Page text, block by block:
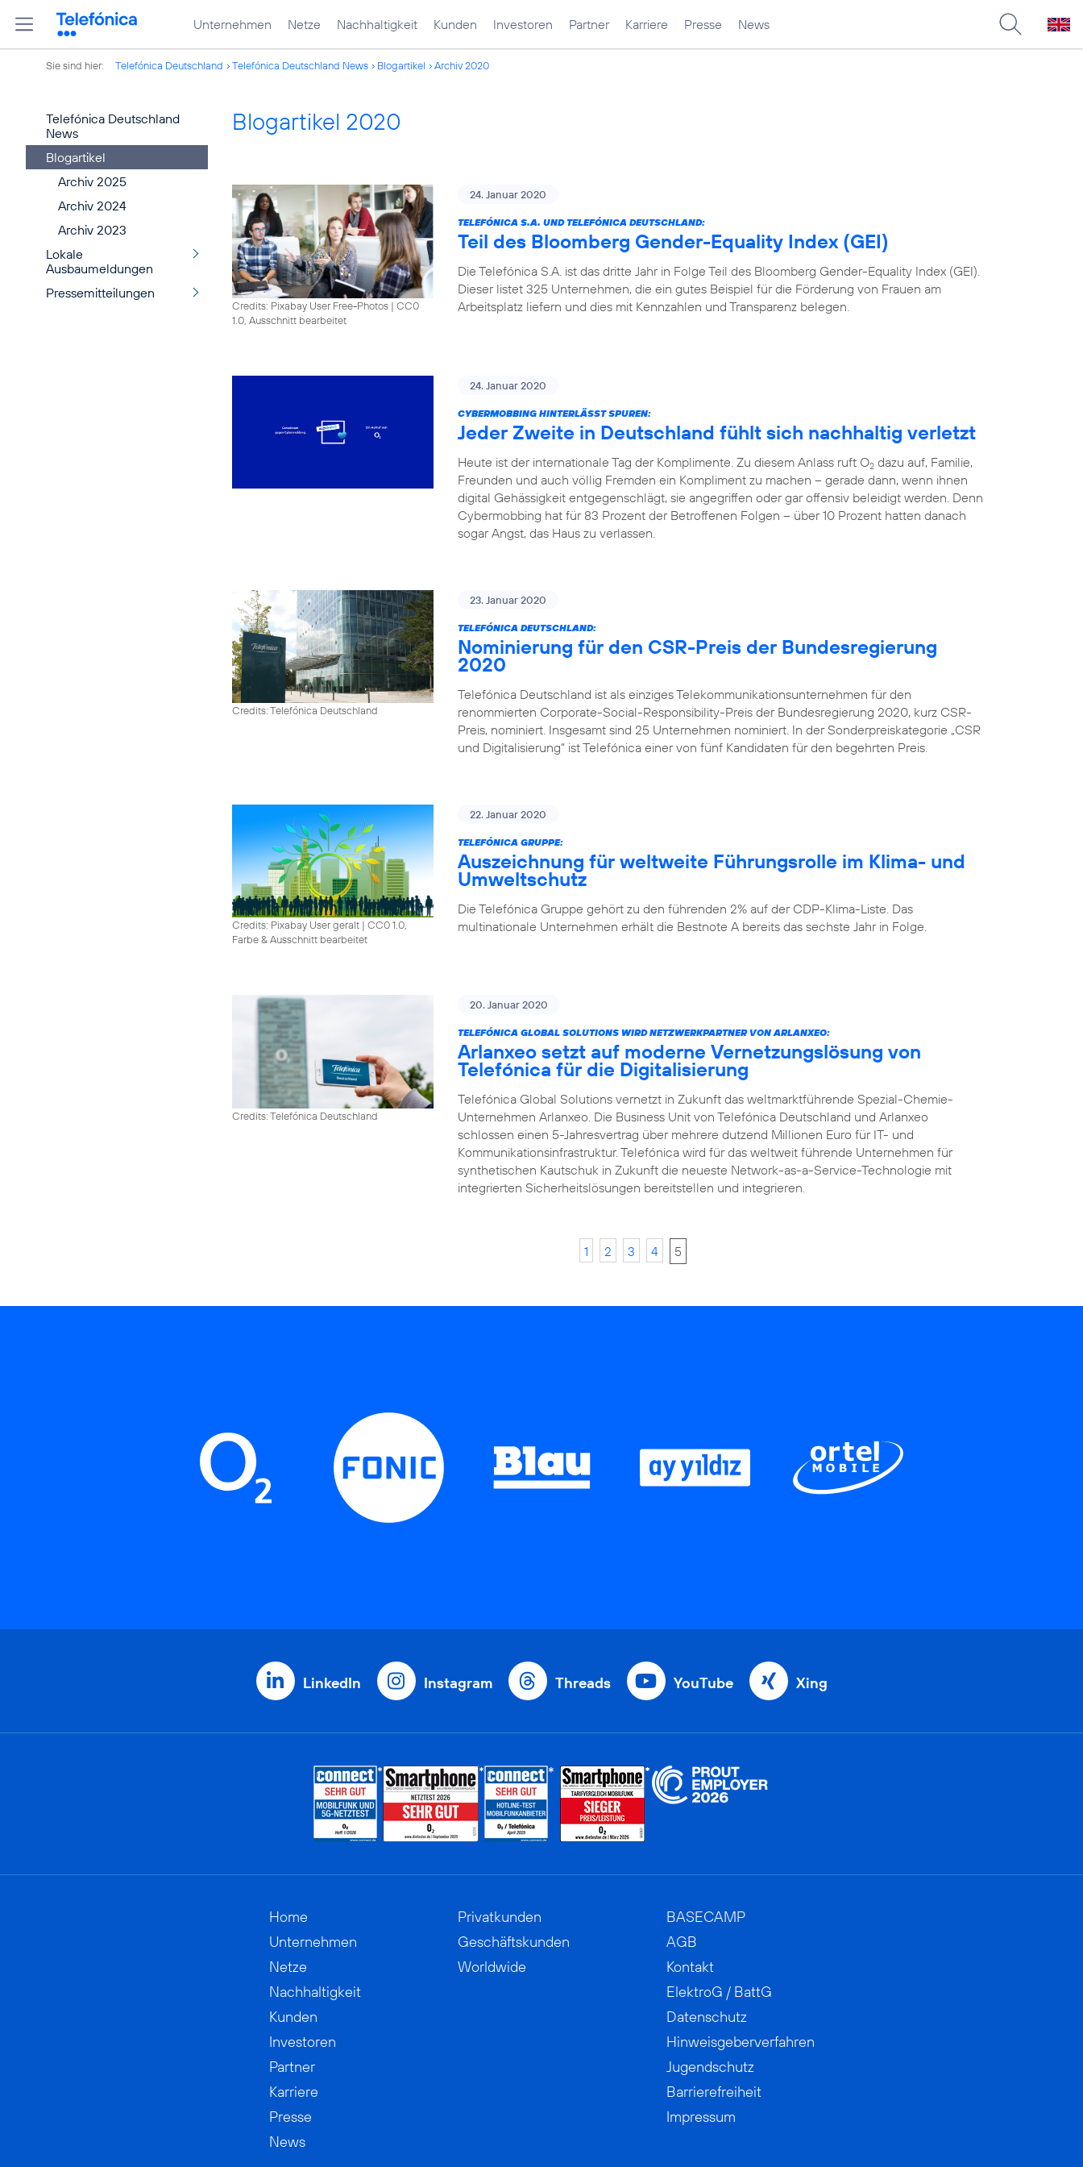
Unternehmen Netze Nachhaltigkeit Kunden Investoren Partner Karriere Presse News
Sie sind hier: Telefónica Deutschland Telefónica Deutschland News Blogartikel Archiv 2020
Telefónica Deutschland
News
Blogartikel
Archiv 2025
Archiv 2024
Archiv 2023
Lokale
Ausbaumeldungen
Pressemitteilungen
Blogartikel 2020
Credits: Pixabay User Free-Photos | CC0
1.0, Ausschnitt bearbeitet
24. Januar 2020
TELEFÓNICA S.A. UND TELEFÓNICA DEUTSCHLAND:
Teil des Bloomberg Gender-Equality Index (GEI)
Die Telefónica S.A. ist das dritte Jahr in Folge Teil des Bloomberg Gender-Equality Index (GEI).
Dieser listet 325 Unternehmen, die ein gutes Beispiel für die Förderung von Frauen am
Arbeitsplatz liefern und dies mit Kennzahlen und Transparenz belegen.
24. Januar 2020
CYBERMOBBING HINTERLÄSST SPUREN:
Jeder Zweite in Deutschland fühlt sich nachhaltig verletzt
Heute ist der internationale Tag der Komplimente. Zu diesem Anlass ruft O2 dazu auf, Familie,
Freunden und auch völlig Fremden ein Kompliment zu machen – gerade dann, wenn ihnen
digital Gehässigkeit entgegenschlägt, sie angegriffen oder gar offensiv beleidigt werden. Denn
Cybermobbing hat für 83 Prozent der Betroffenen Folgen – über 10 Prozent hatten danach
sogar Angst, das Haus zu verlassen.
Credits: Telefónica Deutschland
23. Januar 2020
TELEFÓNICA DEUTSCHLAND:
Nominierung für den CSR-Preis der Bundesregierung
2020
Telefónica Deutschland ist als einziges Telekommunikationsunternehmen für den
renommierten Corporate-Social-Responsibility-Preis der Bundesregierung 2020, kurz CSR-
Preis, nominiert. Insgesamt sind 25 Unternehmen nominiert. In der Sonderpreiskategorie „CSR
und Digitalisierung“ ist Telefónica einer von fünf Kandidaten für den begehrten Preis.
Credits: Pixabay User geralt | CC0 1.0,
Farbe & Ausschnitt bearbeitet
22. Januar 2020
TELEFÓNICA GRUPPE:
Auszeichnung für weltweite Führungsrolle im Klima- und
Umweltschutz
Die Telefónica Gruppe gehört zu den führenden 2% auf der CDP-Klima-Liste. Das
multinationale Unternehmen erhält die Bestnote A bereits das sechste Jahr in Folge.
Credits: Telefónica Deutschland
20. Januar 2020
TELEFÓNICA GLOBAL SOLUTIONS WIRD NETZWERKPARTNER VON ARLANXEO:
Arlanxeo setzt auf moderne Vernetzungslösung von
Telefónica für die Digitalisierung
Telefónica Global Solutions vernetzt in Zukunft das weltmarktführende Spezial-Chemie-
Unternehmen Arlanxeo. Die Business Unit von Telefónica Deutschland und Arlanxeo
schlossen einen 5-Jahresvertrag über mehrere dutzend Millionen Euro für IT- und
Kommunikationsinfrastruktur. Telefónica wird für das weltweit führende Unternehmen für
synthetischen Kautschuk in Zukunft die neueste Network-as-a-Service-Technologie mit
integrierten Sicherheitslösungen bereitstellen und integrieren.
1 2 3 4 5
LinkedIn Instagram Threads YouTube Xing
Home
Unternehmen
Netze
Nachhaltigkeit
Kunden
Investoren
Partner
Karriere
Presse
News
Privatkunden
Geschäftskunden
Worldwide
BASECAMP
AGB
Kontakt
ElektroG / BattG
Datenschutz
Hinweisgeberverfahren
Jugendschutz
Barrierefreiheit
Impressum